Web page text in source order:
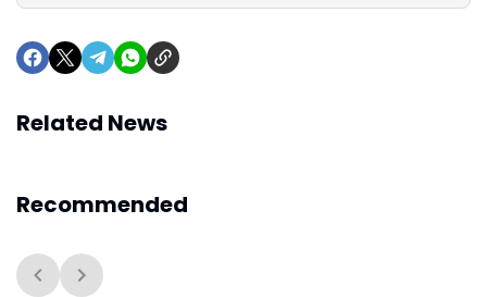
Related News
Recommended